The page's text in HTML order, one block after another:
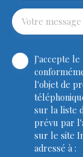
Votre message
J'accepte
l'objet de
sur la liste
prévu par
sur le site
adressé à :